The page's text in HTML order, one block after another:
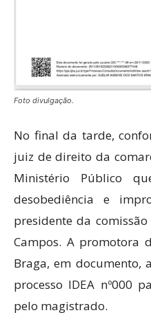
Foto divulgação.
No final da tarde,
juiz de direito da
Ministério Público
desobediência e
presidente da
Campos. A promotora
Braga, em documento,
processo IDEA nº000
pelo magistrado.